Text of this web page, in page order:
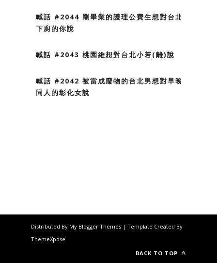
喊話 #2044 剛畢業的護理公費生想對台北會
下廚的你說
喊話 #2043 桃園維想對台北小若(離)說
喊話 #2042 被當成廢物的台北男想對早晚不
同人的彰化女說
Distributed By My Blogger Themes | Template Created By
ThemeXpose
BACK TO TOP